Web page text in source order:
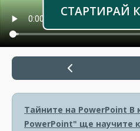
СТАРТИРАЙ
Тайните на PowerPoint В
PowerPoint" ще научите